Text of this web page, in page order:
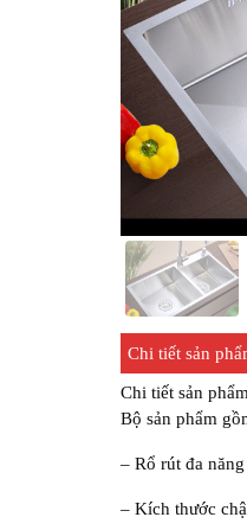
Chi tiết sản
Chi tiết sản phẩm
Bộ sản phẩm
– Rổ rút đa
– Kích thước